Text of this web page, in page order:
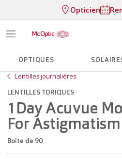
Opticien
OPTIQUES
Lentilles journalières
LENTILLES TORIQUES
1Day Acuvue
For Astigmatism
Boîte de 90